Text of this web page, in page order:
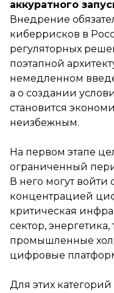
аккуратного
Внедрение
киберрисков в
регуляторных
поэтапной
немедленном
а о создании
становится
неизбежным.
На первом этапе
ограниченный
В него могут
концентрацией
критическая
сектор,
промышленные
цифровые
Для этих